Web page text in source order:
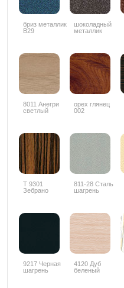
бриз металлик
B29
шоколадный
металлик
8011 Анегри
светлый
орех глянец
002
Т 9301
Зебрано
811-28 Сталь
шагрень
9217 Черная
шагрень
4120 Дуб
беленый